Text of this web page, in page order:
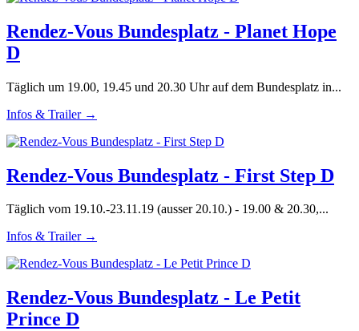
Rendez-Vous Bundesplatz - Planet Hope
D
Täglich um 19.00, 19.45 und 20.30 Uhr auf dem Bundesplatz in...
Infos & Trailer →
Rendez-Vous Bundesplatz - First Step D
Täglich vom 19.10.-23.11.19 (ausser 20.10.) - 19.00 & 20.30,...
Infos & Trailer →
Rendez-Vous Bundesplatz - Le Petit
Prince D